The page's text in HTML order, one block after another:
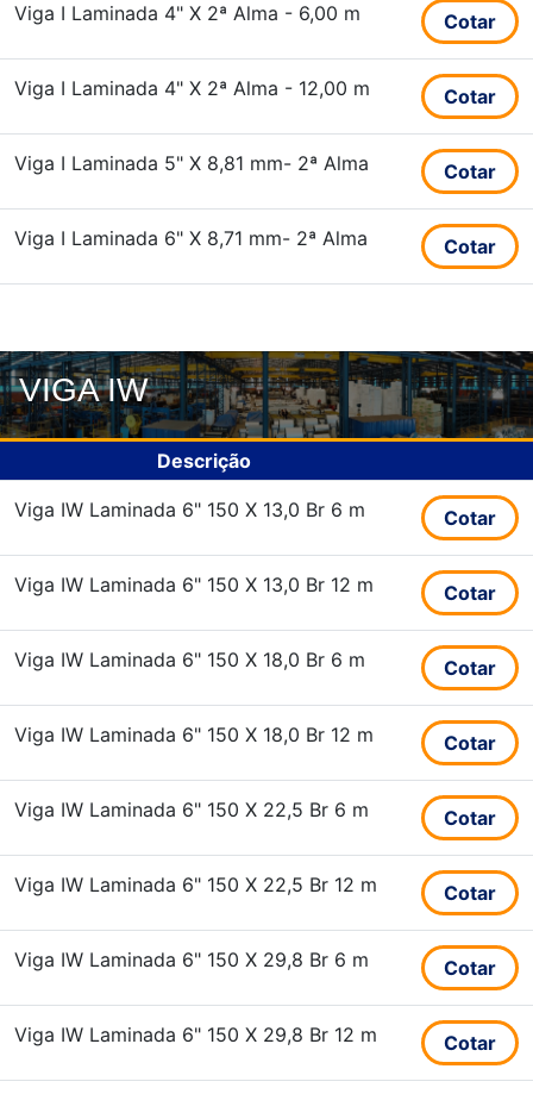
Viga I Laminada 4" X 2ª Alma - 6,00 m Cotar
Viga I Laminada 4" X 2ª Alma - 12,00 m Cotar
Viga I Laminada 5" X 8,81 mm- 2ª Alma Cotar
Viga I Laminada 6" X 8,71 mm- 2ª Alma Cotar
VIGA IW
Descrição
Viga IW Laminada 6" 150 X 13,0 Br 6 m Cotar
Viga IW Laminada 6" 150 X 13,0 Br 12 m Cotar
Viga IW Laminada 6" 150 X 18,0 Br 6 m Cotar
Viga IW Laminada 6" 150 X 18,0 Br 12 m Cotar
Viga IW Laminada 6" 150 X 22,5 Br 6 m Cotar
Viga IW Laminada 6" 150 X 22,5 Br 12 m Cotar
Viga IW Laminada 6" 150 X 29,8 Br 6 m Cotar
Viga IW Laminada 6" 150 X 29,8 Br 12 m Cotar